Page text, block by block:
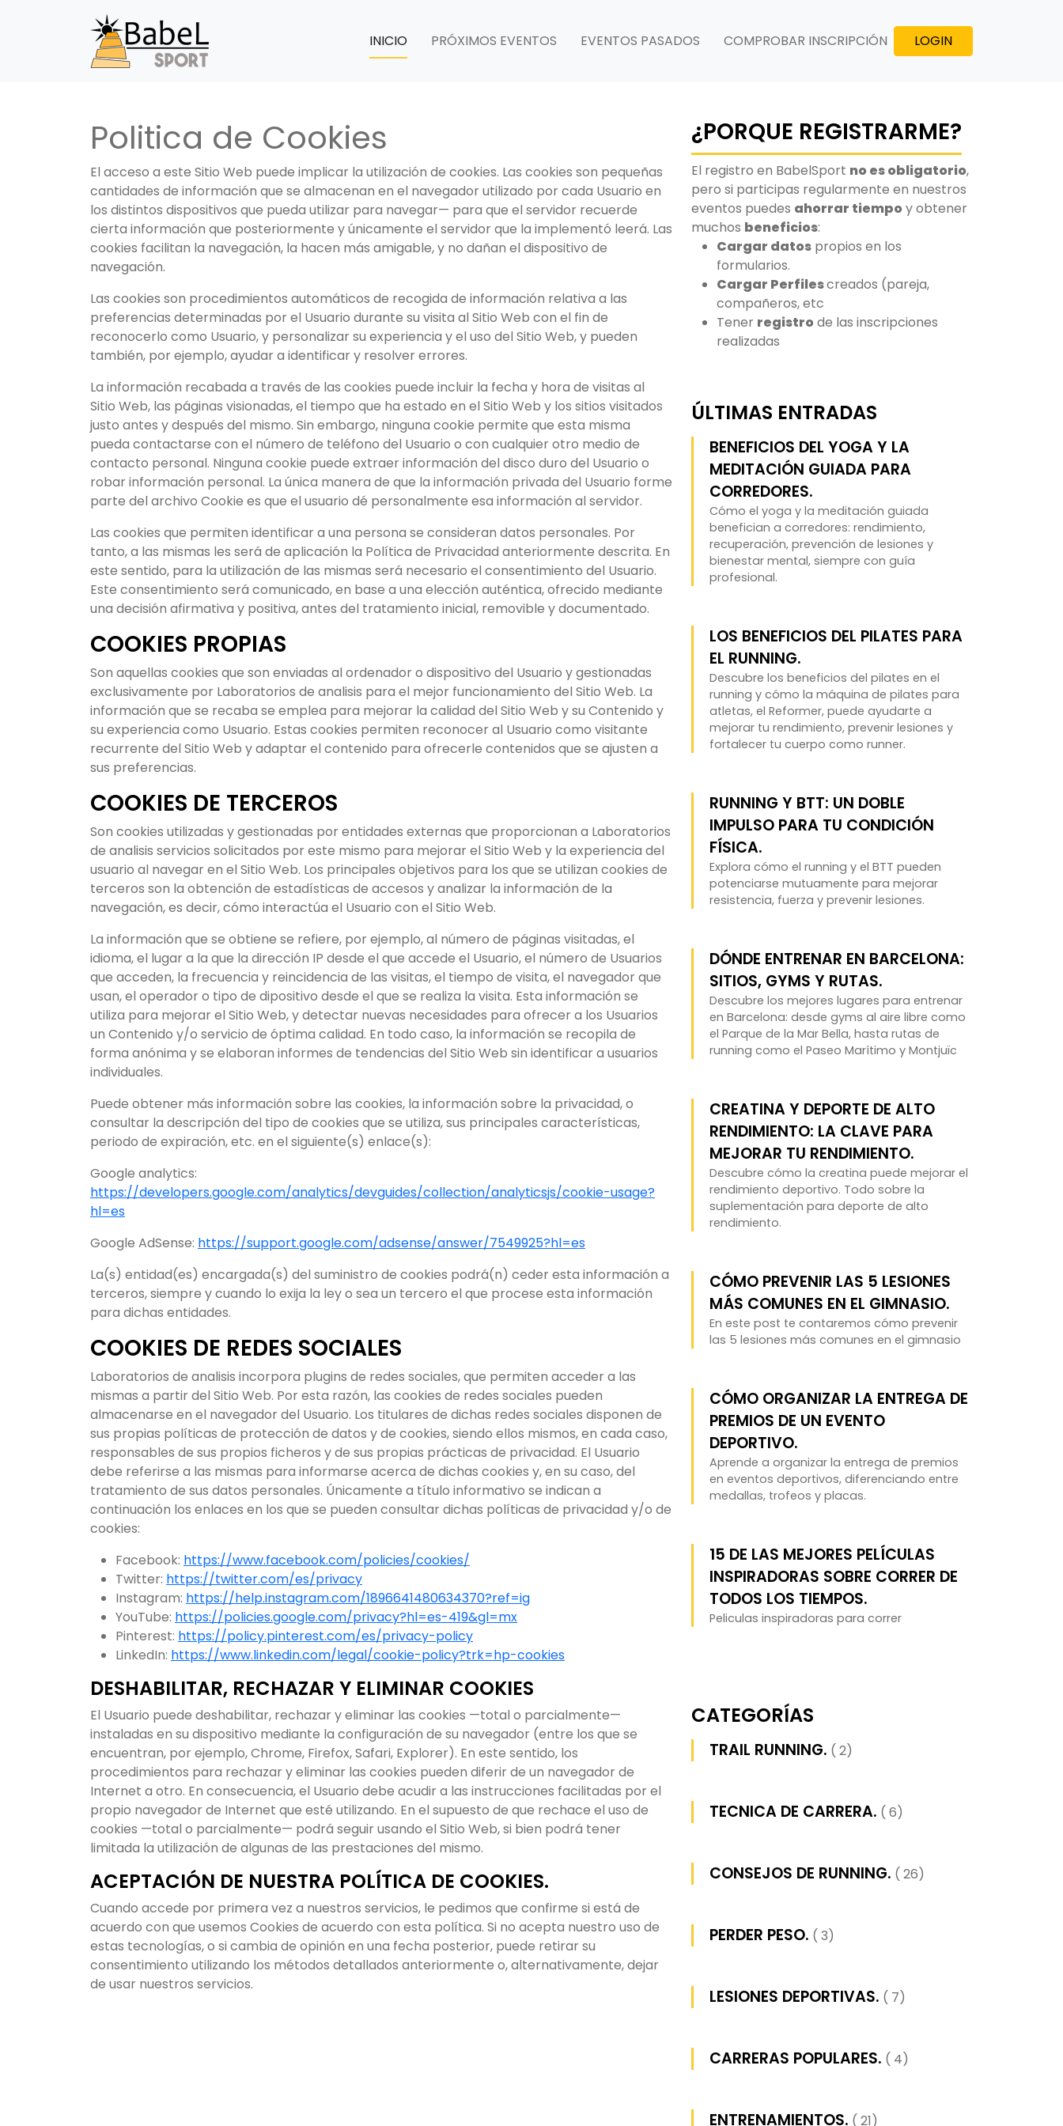
INICIO PRÓXIMOS EVENTOS EVENTOS PASADOS COMPROBAR INSCRIPCIÓN LOGIN
Politica de Cookies
El acceso a este Sitio Web puede implicar la utilización de cookies. Las cookies son pequeñas
cantidades de información que se almacenan en el navegador utilizado por cada Usuario en
los distintos dispositivos que pueda utilizar para navegar— para que el servidor recuerde
cierta información que posteriormente y únicamente el servidor que la implementó leerá. Las
cookies facilitan la navegación, la hacen más amigable, y no dañan el dispositivo de
navegación.
Las cookies son procedimientos automáticos de recogida de información relativa a las
preferencias determinadas por el Usuario durante su visita al Sitio Web con el fin de
reconocerlo como Usuario, y personalizar su experiencia y el uso del Sitio Web, y pueden
también, por ejemplo, ayudar a identificar y resolver errores.
La información recabada a través de las cookies puede incluir la fecha y hora de visitas al
Sitio Web, las páginas visionadas, el tiempo que ha estado en el Sitio Web y los sitios visitados
justo antes y después del mismo. Sin embargo, ninguna cookie permite que esta misma
pueda contactarse con el número de teléfono del Usuario o con cualquier otro medio de
contacto personal. Ninguna cookie puede extraer información del disco duro del Usuario o
robar información personal. La única manera de que la información privada del Usuario forme
parte del archivo Cookie es que el usuario dé personalmente esa información al servidor.
Las cookies que permiten identificar a una persona se consideran datos personales. Por
tanto, a las mismas les será de aplicación la Política de Privacidad anteriormente descrita. En
este sentido, para la utilización de las mismas será necesario el consentimiento del Usuario.
Este consentimiento será comunicado, en base a una elección auténtica, ofrecido mediante
una decisión afirmativa y positiva, antes del tratamiento inicial, removible y documentado.
COOKIES PROPIAS
Son aquellas cookies que son enviadas al ordenador o dispositivo del Usuario y gestionadas
exclusivamente por Laboratorios de analisis para el mejor funcionamiento del Sitio Web. La
información que se recaba se emplea para mejorar la calidad del Sitio Web y su Contenido y
su experiencia como Usuario. Estas cookies permiten reconocer al Usuario como visitante
recurrente del Sitio Web y adaptar el contenido para ofrecerle contenidos que se ajusten a
sus preferencias.
COOKIES DE TERCEROS
Son cookies utilizadas y gestionadas por entidades externas que proporcionan a Laboratorios
de analisis servicios solicitados por este mismo para mejorar el Sitio Web y la experiencia del
usuario al navegar en el Sitio Web. Los principales objetivos para los que se utilizan cookies de
terceros son la obtención de estadísticas de accesos y analizar la información de la
navegación, es decir, cómo interactúa el Usuario con el Sitio Web.
La información que se obtiene se refiere, por ejemplo, al número de páginas visitadas, el
idioma, el lugar a la que la dirección IP desde el que accede el Usuario, el número de Usuarios
que acceden, la frecuencia y reincidencia de las visitas, el tiempo de visita, el navegador que
usan, el operador o tipo de dipositivo desde el que se realiza la visita. Esta información se
utiliza para mejorar el Sitio Web, y detectar nuevas necesidades para ofrecer a los Usuarios
un Contenido y/o servicio de óptima calidad. En todo caso, la información se recopila de
forma anónima y se elaboran informes de tendencias del Sitio Web sin identificar a usuarios
individuales.
Puede obtener más información sobre las cookies, la información sobre la privacidad, o
consultar la descripción del tipo de cookies que se utiliza, sus principales características,
periodo de expiración, etc. en el siguiente(s) enlace(s):
Google analytics:
https://developers.google.com/analytics/devguides/collection/analyticsjs/cookie-usage?
hl=es
Google AdSense: https://support.google.com/adsense/answer/7549925?hl=es
La(s) entidad(es) encargada(s) del suministro de cookies podrá(n) ceder esta información a
terceros, siempre y cuando lo exija la ley o sea un tercero el que procese esta información
para dichas entidades.
COOKIES DE REDES SOCIALES
Laboratorios de analisis incorpora plugins de redes sociales, que permiten acceder a las
mismas a partir del Sitio Web. Por esta razón, las cookies de redes sociales pueden
almacenarse en el navegador del Usuario. Los titulares de dichas redes sociales disponen de
sus propias políticas de protección de datos y de cookies, siendo ellos mismos, en cada caso,
responsables de sus propios ficheros y de sus propias prácticas de privacidad. El Usuario
debe referirse a las mismas para informarse acerca de dichas cookies y, en su caso, del
tratamiento de sus datos personales. Únicamente a título informativo se indican a
continuación los enlaces en los que se pueden consultar dichas políticas de privacidad y/o de
cookies:
Facebook: https://www.facebook.com/policies/cookies/
Twitter: https://twitter.com/es/privacy
Instagram: https://help.instagram.com/1896641480634370?ref=ig
YouTube: https://policies.google.com/privacy?hl=es-419&gl=mx
Pinterest: https://policy.pinterest.com/es/privacy-policy
LinkedIn: https://www.linkedin.com/legal/cookie-policy?trk=hp-cookies
DESHABILITAR, RECHAZAR Y ELIMINAR COOKIES
El Usuario puede deshabilitar, rechazar y eliminar las cookies —total o parcialmente—
instaladas en su dispositivo mediante la configuración de su navegador (entre los que se
encuentran, por ejemplo, Chrome, Firefox, Safari, Explorer). En este sentido, los
procedimientos para rechazar y eliminar las cookies pueden diferir de un navegador de
Internet a otro. En consecuencia, el Usuario debe acudir a las instrucciones facilitadas por el
propio navegador de Internet que esté utilizando. En el supuesto de que rechace el uso de
cookies —total o parcialmente— podrá seguir usando el Sitio Web, si bien podrá tener
limitada la utilización de algunas de las prestaciones del mismo.
ACEPTACIÓN DE NUESTRA POLÍTICA DE COOKIES.
Cuando accede por primera vez a nuestros servicios, le pedimos que confirme si está de
acuerdo con que usemos Cookies de acuerdo con esta política. Si no acepta nuestro uso de
estas tecnologías, o si cambia de opinión en una fecha posterior, puede retirar su
consentimiento utilizando los métodos detallados anteriormente o, alternativamente, dejar
de usar nuestros servicios.
¿PORQUE REGISTRARME?
El registro en BabelSport no es obligatorio,
pero si participas regularmente en nuestros
eventos puedes ahorrar tiempo y obtener
muchos beneficios:
Cargar datos propios en los
formularios.
Cargar Perfilescreados (pareja,
compañeros, etc
Tener registro de las inscripciones
realizadas
ÚLTIMAS ENTRADAS
BENEFICIOS DEL YOGA Y LA
MEDITACIÓN GUIADA PARA
CORREDORES.
Cómo el yoga y la meditación guiada
benefician a corredores: rendimiento,
recuperación, prevención de lesiones y
bienestar mental, siempre con guía
profesional.
LOS BENEFICIOS DEL PILATES PARA
EL RUNNING.
Descubre los beneficios del pilates en el
running y cómo la máquina de pilates para
atletas, el Reformer, puede ayudarte a
mejorar tu rendimiento, prevenir lesiones y
fortalecer tu cuerpo como runner.
RUNNING Y BTT: UN DOBLE
IMPULSO PARA TU CONDICIÓN
FÍSICA.
Explora cómo el running y el BTT pueden
potenciarse mutuamente para mejorar
resistencia, fuerza y prevenir lesiones.
DÓNDE ENTRENAR EN BARCELONA:
SITIOS, GYMS Y RUTAS.
Descubre los mejores lugares para entrenar
en Barcelona: desde gyms al aire libre como
el Parque de la Mar Bella, hasta rutas de
running como el Paseo Marítimo y Montjuïc
CREATINA Y DEPORTE DE ALTO
RENDIMIENTO: LA CLAVE PARA
MEJORAR TU RENDIMIENTO.
Descubre cómo la creatina puede mejorar el
rendimiento deportivo. Todo sobre la
suplementación para deporte de alto
rendimiento.
CÓMO PREVENIR LAS 5 LESIONES
MÁS COMUNES EN EL GIMNASIO.
En este post te contaremos cómo prevenir
las 5 lesiones más comunes en el gimnasio
CÓMO ORGANIZAR LA ENTREGA DE
PREMIOS DE UN EVENTO
DEPORTIVO.
Aprende a organizar la entrega de premios
en eventos deportivos, diferenciando entre
medallas, trofeos y placas.
15 DE LAS MEJORES PELÍCULAS
INSPIRADORAS SOBRE CORRER DE
TODOS LOS TIEMPOS.
Peliculas inspiradoras para correr
CATEGORÍAS
TRAIL RUNNING. ( 2)
TECNICA DE CARRERA. ( 6)
CONSEJOS DE RUNNING. ( 26)
PERDER PESO. ( 3)
LESIONES DEPORTIVAS. ( 7)
CARRERAS POPULARES. ( 4)
ENTRENAMIENTOS. ( 21)